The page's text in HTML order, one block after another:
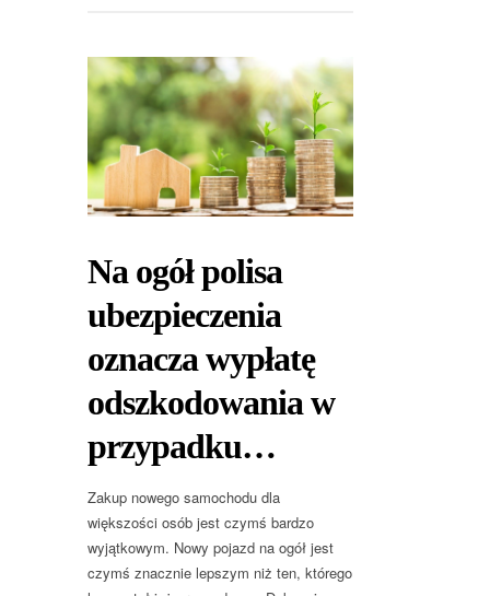
Na ogół polisa
ubezpieczenia
oznacza wypłatę
odszkodowania w
przypadku…
Zakup nowego samochodu dla
większości osób jest czymś bardzo
wyjątkowym. Nowy pojazd na ogół jest
czymś znacznie lepszym niż ten, którego